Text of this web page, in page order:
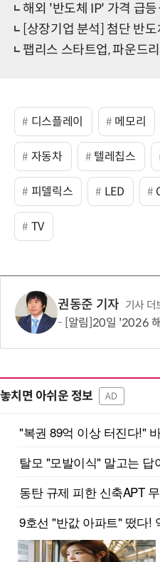
해외 '반도체 IP' 가격 급
[상장기업 분석] 첨단 반
팹리스 스타트업, 파운드리 수급난
디스플레이 메모리
자동차 텔레칩스
피델릭스 LED
TV
권동준 기자 기사 더
[알림]20일 '2026 해동 패키징 기술 포
놓치면 아쉬운 정보 AD